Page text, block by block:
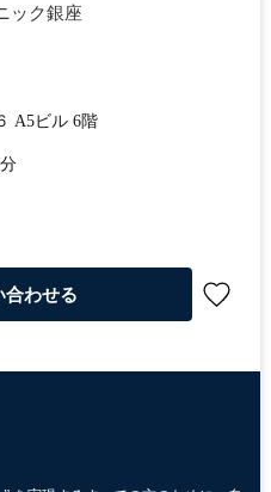
ック銀座
A5ビル 6階
合わせる